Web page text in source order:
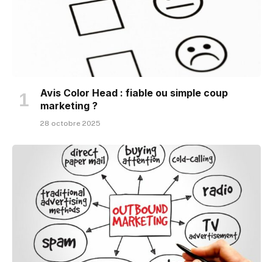
Avis Color Head : fiable ou simple coup
marketing ?
28 octobre 2025